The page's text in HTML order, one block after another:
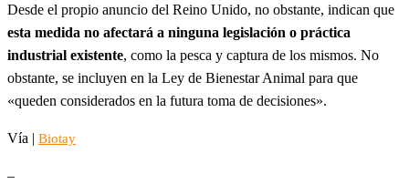
Desde el propio anuncio del Reino Unido, no obstante, indican que
esta medida no afectará a ninguna legislación o práctica
industrial existente, como la pesca y captura de los mismos. No
obstante, se incluyen en la Ley de Bienestar Animal para que
«queden considerados en la futura toma de decisiones».
Vía | Biotay
–